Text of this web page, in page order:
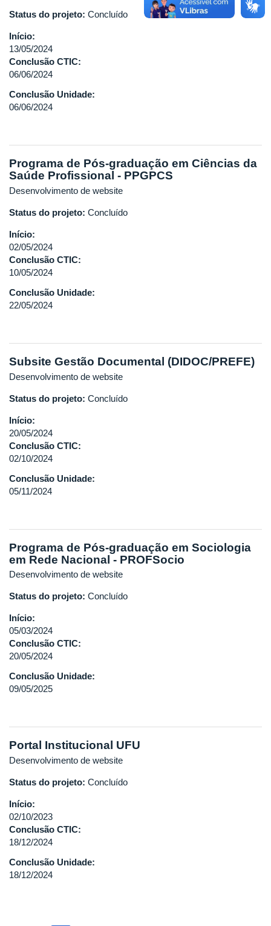
Status do projeto: Concluído
Início:
13/05/2024
Conclusão CTIC:
06/06/2024
Conclusão Unidade:
06/06/2024
Programa de Pós-graduação em Ciências da
Saúde Profissional - PPGPCS
Desenvolvimento de website
Status do projeto: Concluído
Início:
02/05/2024
Conclusão CTIC:
10/05/2024
Conclusão Unidade:
22/05/2024
Subsite Gestão Documental (DIDOC/PREFE)
Desenvolvimento de website
Status do projeto: Concluído
Início:
20/05/2024
Conclusão CTIC:
02/10/2024
Conclusão Unidade:
05/11/2024
Programa de Pós-graduação em Sociologia
em Rede Nacional - PROFSocio
Desenvolvimento de website
Status do projeto: Concluído
Início:
05/03/2024
Conclusão CTIC:
20/05/2024
Conclusão Unidade:
09/05/2025
Portal Institucional UFU
Desenvolvimento de website
Status do projeto: Concluído
Início:
02/10/2023
Conclusão CTIC:
18/12/2024
Conclusão Unidade:
18/12/2024